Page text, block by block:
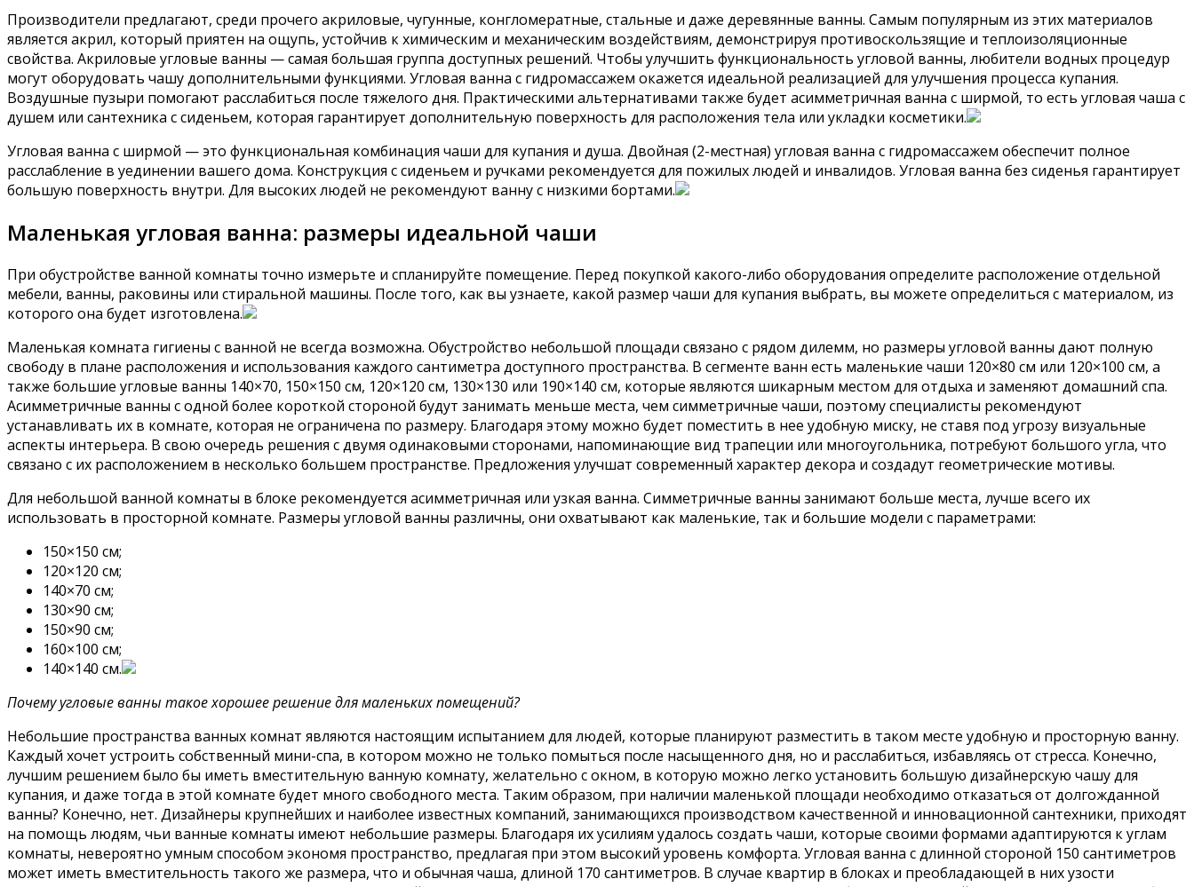
Производители предлагают, среди прочего акриловые, чугунные, конгломератные, стальные и даже деревянные ванны. Самым популярным из этих материалов
является акрил, который приятен на ощупь, устойчив к химическим и механическим воздействиям, демонстрируя противоскользящие и теплоизоляционные
свойства. Акриловые угловые ванны — самая большая группа доступных решений. Чтобы улучшить функциональность угловой ванны, любители водных процедур
могут оборудовать чашу дополнительными функциями. Угловая ванна с гидромассажем окажется идеальной реализацией для улучшения процесса купания.
Воздушные пузыри помогают расслабиться после тяжелого дня. Практическими альтернативами также будет асимметричная ванна с ширмой, то есть угловая чаша с
душем или сантехника с сиденьем, которая гарантирует дополнительную поверхность для расположения тела или укладки косметики.
Угловая ванна с ширмой — это функциональная комбинация чаши для купания и душа. Двойная (2-местная) угловая ванна с гидромассажем обеспечит полное
расслабление в уединении вашего дома. Конструкция с сиденьем и ручками рекомендуется для пожилых людей и инвалидов. Угловая ванна без сиденья гарантирует
большую поверхность внутри. Для высоких людей не рекомендуют ванну с низкими бортами.
Маленькая угловая ванна: размеры идеальной чаши
При обустройстве ванной комнаты точно измерьте и спланируйте помещение. Перед покупкой какого-либо оборудования определите расположение отдельной
мебели, ванны, раковины или стиральной машины. После того, как вы узнаете, какой размер чаши для купания выбрать, вы можете определиться с материалом, из
которого она будет изготовлена.
Маленькая комната гигиены с ванной не всегда возможна. Обустройство небольшой площади связано с рядом дилемм, но размеры угловой ванны дают полную
свободу в плане расположения и использования каждого сантиметра доступного пространства. В сегменте ванн есть маленькие чаши 120×80 см или 120×100 см, а
также большие угловые ванны 140×70, 150×150 см, 120×120 см, 130×130 или 190×140 см, которые являются шикарным местом для отдыха и заменяют домашний спа.
Асимметричные ванны с одной более короткой стороной будут занимать меньше места, чем симметричные чаши, поэтому специалисты рекомендуют
устанавливать их в комнате, которая не ограничена по размеру. Благодаря этому можно будет поместить в нее удобную миску, не ставя под угрозу визуальные
аспекты интерьера. В свою очередь решения с двумя одинаковыми сторонами, напоминающие вид трапеции или многоугольника, потребуют большого угла, что
связано с их расположением в несколько большем пространстве. Предложения улучшат современный характер декора и создадут геометрические мотивы.
Для небольшой ванной комнаты в блоке рекомендуется асимметричная или узкая ванна. Симметричные ванны занимают больше места, лучше всего их
использовать в просторной комнате. Размеры угловой ванны различны, они охватывают как маленькие, так и большие модели с параметрами:
150×150 см;
120×120 см;
140×70 см;
130×90 см;
150×90 см;
160×100 см;
140×140 см.
Почему угловые ванны такое хорошее решение для маленьких помещений?
Небольшие пространства ванных комнат являются настоящим испытанием для людей, которые планируют разместить в таком месте удобную и просторную ванну.
Каждый хочет устроить собственный мини-спа, в котором можно не только помыться после насыщенного дня, но и расслабиться, избавляясь от стресса. Конечно,
лучшим решением было бы иметь вместительную ванную комнату, желательно с окном, в которую можно легко установить большую дизайнерскую чашу для
купания, и даже тогда в этой комнате будет много свободного места. Таким образом, при наличии маленькой площади необходимо отказаться от долгожданной
ванны? Конечно, нет. Дизайнеры крупнейших и наиболее известных компаний, занимающихся производством качественной и инновационной сантехники, приходят
на помощь людям, чьи ванные комнаты имеют небольшие размеры. Благодаря их усилиям удалось создать чаши, которые своими формами адаптируются к углам
комнаты, невероятно умным способом экономя пространство, предлагая при этом высокий уровень комфорта. Угловая ванна с длинной стороной 150 сантиметров
может иметь вместительность такого же размера, что и обычная чаша, длиной 170 сантиметров. В случае квартир в блоках и преобладающей в них узости